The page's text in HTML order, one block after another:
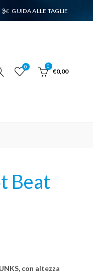
GUIDA ALLE TAGLIE
0 0
€0,00
Beat
con altezza